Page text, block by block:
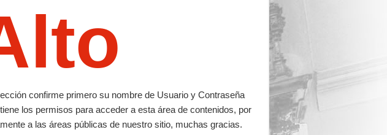
confirme primero su nombre de Usuario y Contraseña
los permisos para acceder a esta área de contenidos, por
a las áreas públicas de nuestro sitio, muchas gracias.